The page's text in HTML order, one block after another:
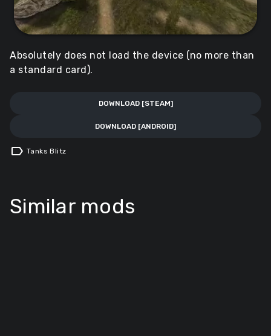
Absolutely does not load the device (no more than
a standard card).
DOWNLOAD [STEAM]
DOWNLOAD [ANDROID]
label Tanks Blitz
Similar mods